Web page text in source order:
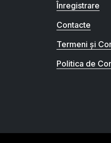
Înregistrare
Contacte
Termeni și
Politica de